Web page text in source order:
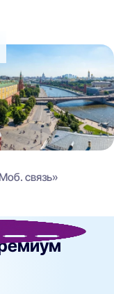
связь»